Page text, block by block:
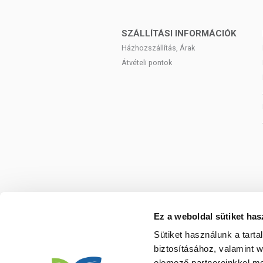
Ez a weboldal sütiket
Sütiket használunk a
biztosításához, valamint
Diákoknak vizsgák,
szellemi terhelés.
Hatóanyag a napi adagban (2
halolaj, zselatin,
emulgálószer (glicerin-
származékokat (kolin, inozitol) és
a
SZÁLLÍTÁSI INFORMÁCIÓK
Házhozszállítás, Árak
Átvételi pontok